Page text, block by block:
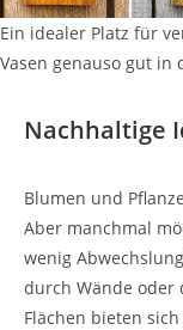
Ein idealer Platz für
Vasen genauso gut in
Nachhaltige
Blumen und
Aber manchmal
wenig
durch Wände oder
Flächen bieten